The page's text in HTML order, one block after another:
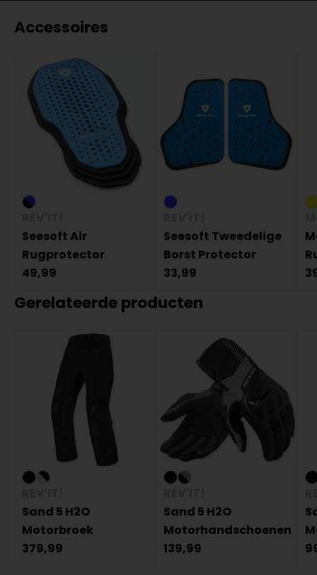
Accessoires
Seesoft Air
Rugprotector
49,99
Seesoft Tweedelige
Borst Protector
33,99
Gerelateerde producten
Sand 5 H2O
Motorbroek
379,99
Sand 5 H2O
Motorhandschoenen
139,99